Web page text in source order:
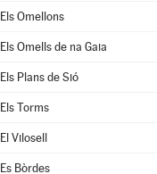
Els Omellons
Els Omells de na Gaia
Els Plans de Sió
Els Torms
El Vilosell
Es Bòrdes